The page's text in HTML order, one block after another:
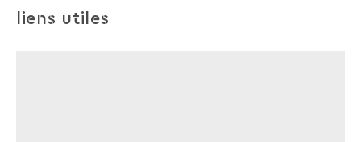
liens utiles